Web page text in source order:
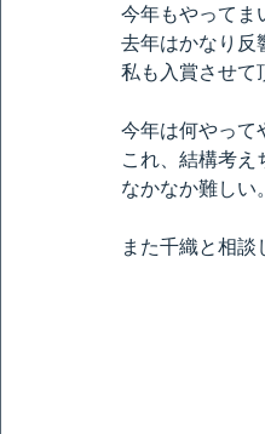
今年もやってま
去年はかなり反
私も入賞させて
今年は何やって
これ、結構考え
なかなか難しい。
また千織と相